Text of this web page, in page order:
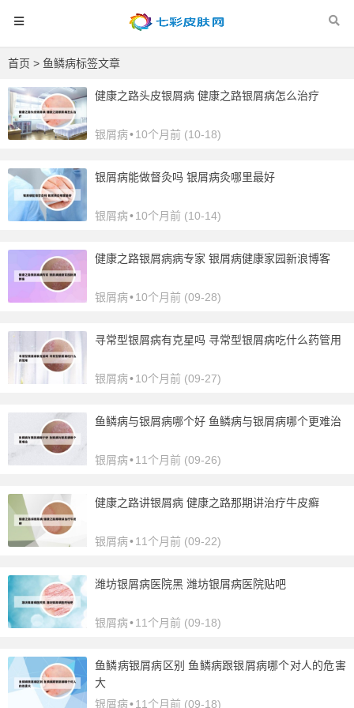
首页 > 鱼鳞病标签文章
健康之路头皮银屑病 健康之路银屑病怎么治疗
银屑病•10个月前 (10-18)
银屑病能做督灸吗 银屑病灸哪里最好
银屑病•10个月前 (10-14)
健康之路银屑病病专家 银屑病健康家园新浪博客
银屑病•10个月前 (09-28)
寻常型银屑病有克星吗 寻常型银屑病吃什么药管用
银屑病•10个月前 (09-27)
鱼鳞病与银屑病哪个好 鱼鳞病与银屑病哪个更难治
银屑病•11个月前 (09-26)
健康之路讲银屑病 健康之路那期讲治疗牛皮癣
银屑病•11个月前 (09-22)
潍坊银屑病医院黑 潍坊银屑病医院贴吧
银屑病•11个月前 (09-18)
鱼鳞病银屑病区别 鱼鳞病跟银屑病哪个对人的危害
大
银屑病•11个月前 (09-18)